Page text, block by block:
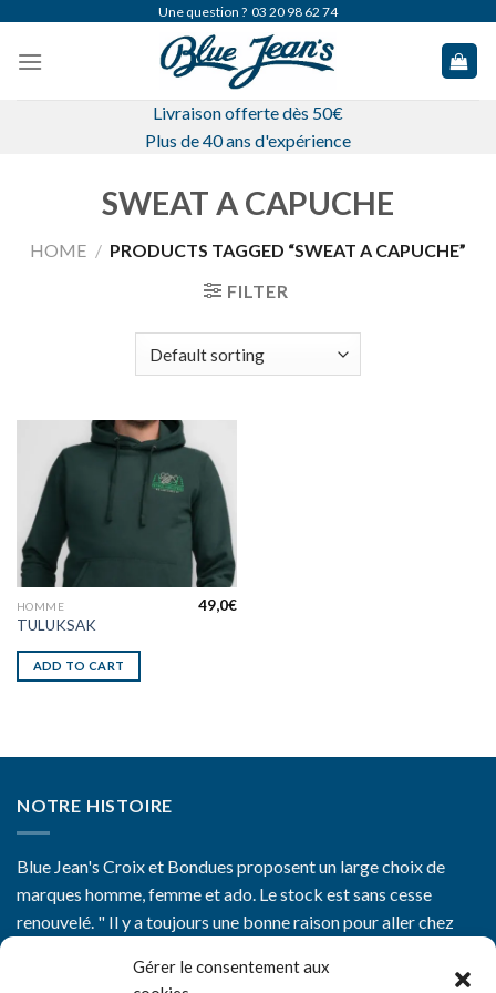
Gérer le consentement aux
content
Une question ? 03 20 98 62 74
Livraison offerte dès 50€
Plus de 40 ans d'expérience
SWEAT A CAPUCHE
HOME / PRODUCTS TAGGED “SWEAT A CAPUCHE”
FILTER
HOMME
TULUKSAK
49,0€
ADD TO CART
NOTRE HISTOIRE
Blue Jean's Croix et Bondues proposent un large choix de
marques homme, femme et ado. Le stock est sans cesse
renouvelé. " Il y a toujours une bonne raison pour aller chez